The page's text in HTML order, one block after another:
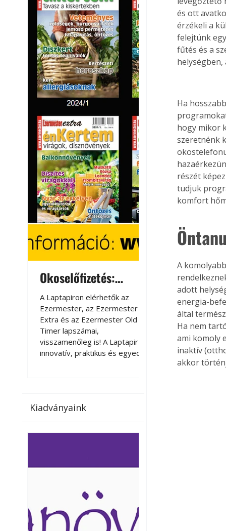
Okoselőfizetés:
Ezermester Extra
A Laptapiron elérhetők az
Ezermester, az Ezermester
Extra és az Ezermester Old
Timer lapszámai,
visszamenőleg is! A Laptapir új,
innovatív, praktikus és egyedi
az otthonában, útközben vagy
elérhetők lapszámaink. Bárhol,
Okoselőfizetés
A Laptapiron
Ezermester, az
Extra és az
Timer lapszámai,
visszamenőleg is! A
innovatív, praktikus
megoldás a
Kiadványaink
és ott
érzékeli a
felejtünk
fűtés és a
Ha
hogy mikor
szeretnénk
részét
tudjuk
komfort
A
adott
energia-
által
Ha nem
ami komoly
inaktív
akkor